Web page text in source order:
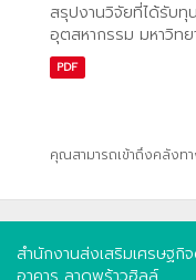
สรุปงานวิจัยที่ได้รับทุ
อุตสหากรรม มหาวิท
PDF
คุณสามารถเข้าถึงคลังท
สำนักงานส่งเสริมเศรษฐ